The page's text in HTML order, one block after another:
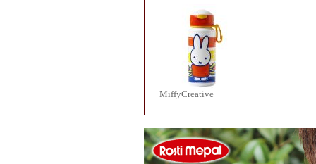
MiffyCreative